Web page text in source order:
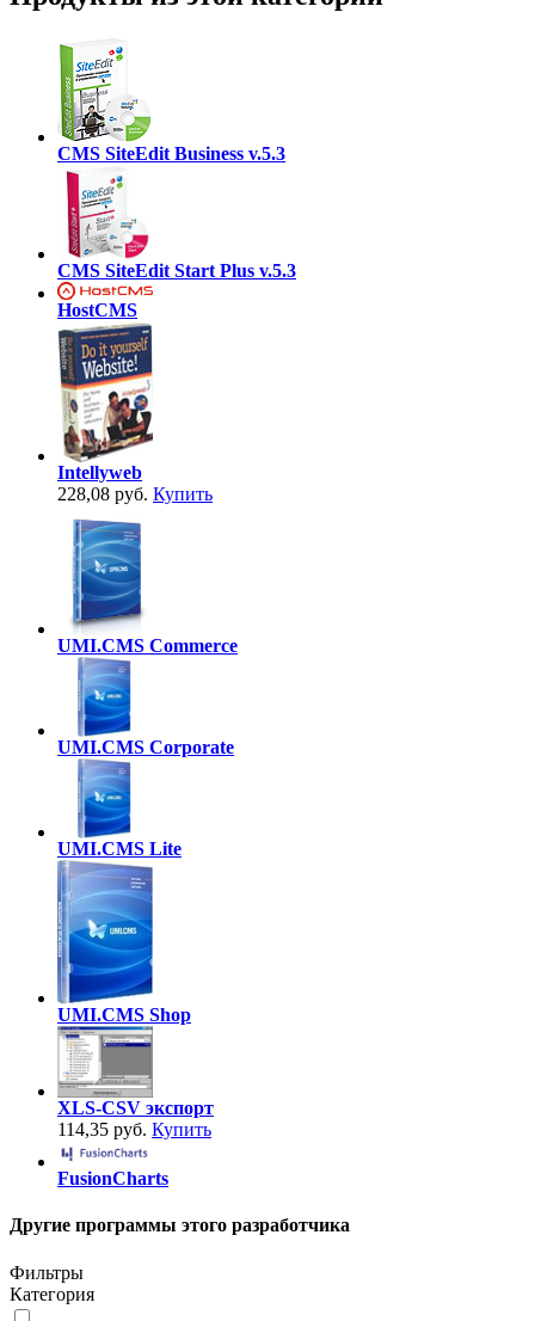
CMS SiteEdit Business v.5.3
CMS SiteEdit Start Plus v.5.3
HostCMS
Intellyweb
228,08 руб. Купить
UMI.CMS Commerce
UMI.CMS Corporate
UMI.CMS Lite
UMI.CMS Shop
XLS-CSV экспорт
114,35 руб. Купить
FusionCharts
Другие программы этого разработчика
Фильтры
Категория